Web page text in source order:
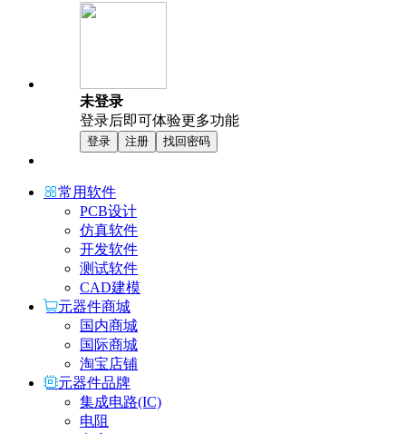
未登录
登录后即可体验更多功能
登录 注册 找回密码
常用软件
PCB设计
仿真软件
开发软件
测试软件
CAD建模
元器件商城
国内商城
国际商城
淘宝店铺
元器件品牌
集成电路(IC)
电阻